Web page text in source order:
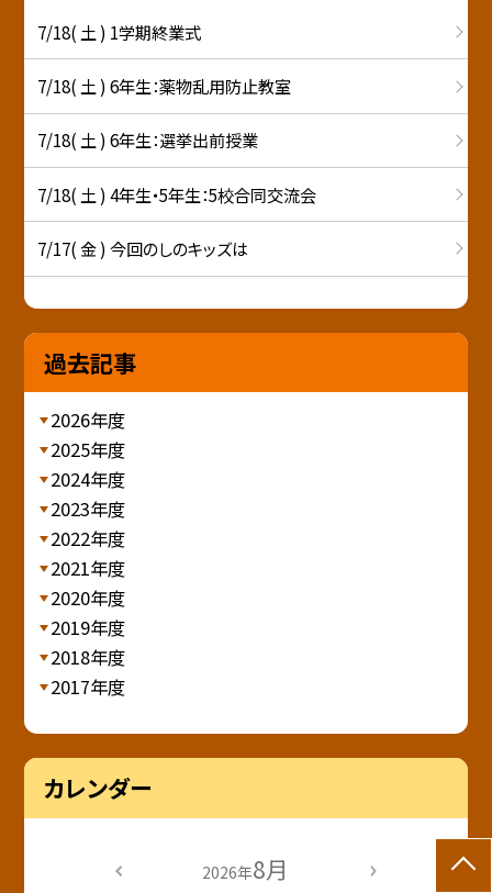
7/18( 土 ) 1学期終業式
7/18( 土 ) 6年生：薬物乱用防止教室
7/18( 土 ) 6年生：選挙出前授業
7/18( 土 ) 4年生・5年生：5校合同交流会
7/17( 金 ) 今回のしのキッズは
過去記事
2026年度
2025年度
2024年度
2023年度
2022年度
2021年度
2020年度
2019年度
2018年度
2017年度
カレンダー
2026年8月